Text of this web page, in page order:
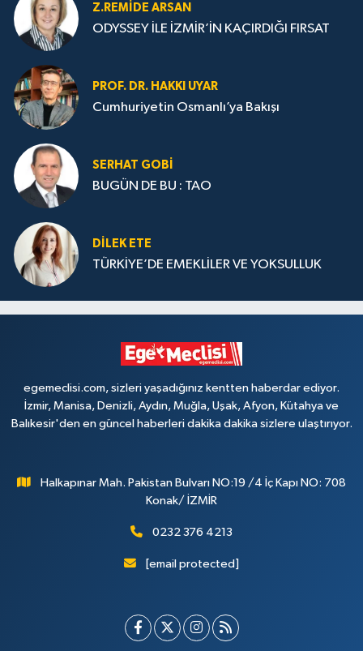
Z.REMIDE ARSAN
ODYSSEY İLE İZMİR’İN KAÇIRDIĞI FIRSAT
PROF. DR. HAKKI UYAR
Cumhuriyetin Osmanlı’ya Bakışı
SERHAT GOBİ
BUGÜN DE BU : TAO
DILEK ETE
TÜRKİYE’DE EMEKLİLER VE YOKSULLUK
egemeclisi.com, sizleri yaşadığınız kentten haberdar ediyor.
İzmir, Manisa, Denizli, Aydın, Muğla, Uşak, Afyon, Kütahya ve
Balıkesir'den en güncel haberleri dakika dakika sizlere ulaştırıyor.
Halkapınar Mah. Pakistan Bulvarı NO:19 /4 İç Kapı NO: 708
Konak/ İZMİR
0232 376 4213
[email protected]